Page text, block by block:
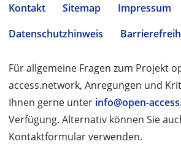
Kontakt Sitemap
Impressum
Datenschutzhinweis
Für allgemeine Fragen zum Projekt
access.network, Anregungen und
Ihnen gerne unter info@open-
Verfügung. Alternativ können Sie
Kontaktformular verwenden.